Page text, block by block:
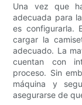
Una vez que
adecuada para
es configurarla.
cargar la
adecuado. La
cuentan con
proceso. Sin
máquina y
asegurarse de